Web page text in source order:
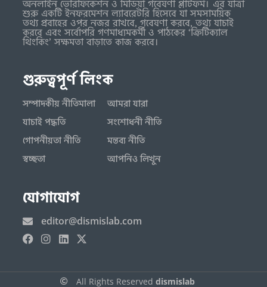
অনলাইন ভেরিফিকেশন ও মিডিয়া গবেষণা প্লাটফর্ম। এর যাত্রা
শুরু একটি ইনফরমেশন ল্যাবরেটরি হিসেবে যা সমসাময়িক
তথ্য প্রবাহের ওপর নজর রাখবে, গবেষণা করবে, তথ্য যাচাই
করবে এবং সর্বোপরি গণমাধ্যমকর্মী ও পাঠকের ‘ক্রিটিক্যাল
থিংকিং’ সক্ষমতা বাড়াতে কাজ করবে।
গুরুত্বপূর্ণ লিংক
সম্পাদকীয় নীতিমালা
যাচাই পদ্ধতি
গোপনীয়তা নীতি
স্বচ্ছতা
আমরা যারা
সংশোধনী নীতি
মন্তব্য নীতি
আপনিও লিখুন
যোগাযোগ
editor@dismislab.com
All Rights Reserved dismislab